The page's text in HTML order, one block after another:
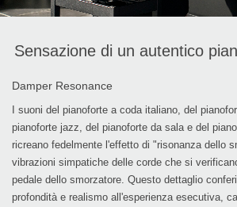
Sensazione di un autentico
Damper Resonance
I suoni del pianoforte a coda italiano, del
pianoforte jazz, del pianoforte da sala e del
ricreano fedelmente l'effetto di "risonanza dello
vibrazioni simpatiche delle corde che si
pedale dello smorzatore. Questo dettaglio
profondità e realismo all'esperienza esecutiva,